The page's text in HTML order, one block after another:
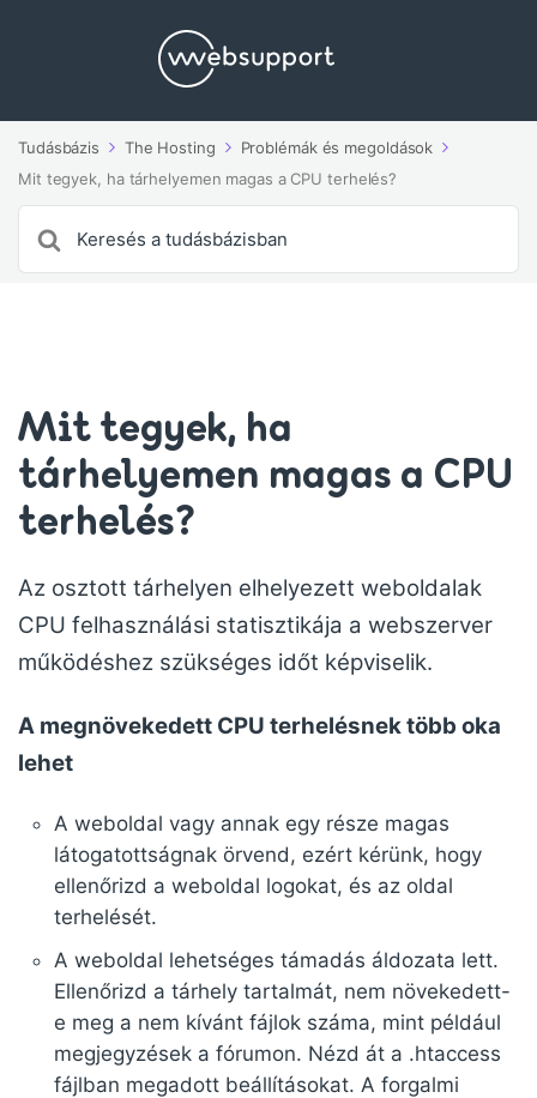
Tudásbázis The Hosting
Problémák és megoldások
Mit tegyek, ha tárhelyemen magas a CPU terhelés?
For
Mit tegyek, ha
tárhelyemen magas a CPU
terhelés?
Az osztott tárhelyen elhelyezett weboldalak
CPU felhasználási statisztikája a webszerver
működéshez szükséges időt képviselik.
A megnövekedett CPU terhelésnek több oka
lehet
A weboldal vagy annak egy része magas
látogatottságnak örvend, ezért kérünk, hogy
ellenőrizd a weboldal logokat, és az oldal
terhelését.
A weboldal lehetséges támadás áldozata lett.
Ellenőrizd a tárhely tartalmát, nem növekedett-
e meg a nem kívánt fájlok száma, mint például
megjegyzések a fórumon. Nézd át a .htaccess
fájlban megadott beállításokat. A forgalmi